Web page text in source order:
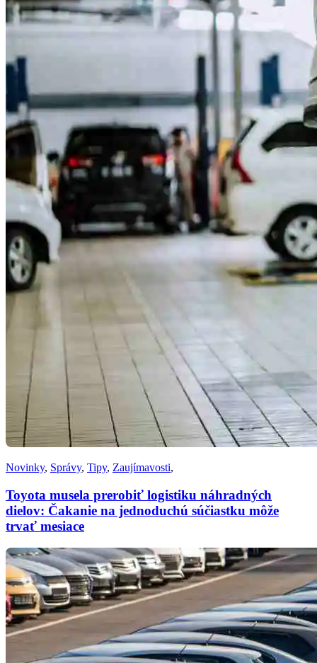
Novinky, Správy, Tipy, Zaujímavosti,
Toyota musela prerobiť logistiku náhradných
dielov: Čakanie na jednoduchú súčiastku môže
trvať mesiace